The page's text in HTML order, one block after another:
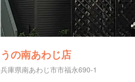
うの南あわじ店
兵庫県南あわじ市市福永690-1